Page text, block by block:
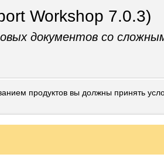
Workshop 7.0.3)
документов со
продуктов вы должны принять